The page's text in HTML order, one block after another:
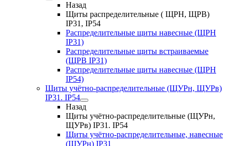
Назад
Щиты распределительные ( ЩРН, ЩРВ)
IP31, IP54
Распределительные щиты навесные (ЩРН
IP31)
Распределительные щиты встраиваемые
(ЩРВ IP31)
Распределительные щиты навесные (ЩРН
IP54)
Щиты учётно-распределительные (ЩУРн, ЩУРв)
IP31. IP54
Назад
Щиты учётно-распределительные (ЩУРн,
ЩУРв) IP31. IP54
Щиты учётно-распределительные, навесные
(ЩУРн) IP31